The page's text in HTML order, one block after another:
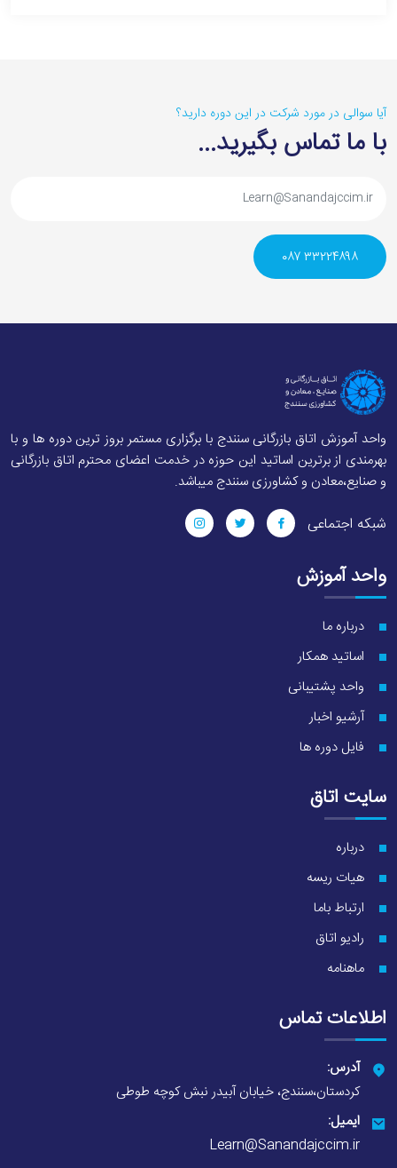
آیا سوالی در مورد شرکت در این دوره دارید؟‌
با ما تماس بگیرید...
۳۳۲۲۴۸۹۸ ۰۸۷
واحد آموزش اتاق بازرگانی سنندج با برگزاری مستمر بروز ترین دوره ها و با
بهرمندی از برترین اساتید این حوزه در خدمت اعضای محترم اتاق بازرگانی
و صنایع،معادن و کشاورزی سنندج میباشد.
شبکه اجتماعی
واحد آموزش
درباره ما
اساتید همکار
واحد پشتیبانی
آرشیو اخبار
فایل دوره ها
سایت اتاق
درباره
هیات ریسه
ارتباط باما
رادیو اتاق
ماهنامه
اطلاعات تماس
آدرس:
کردستان،سنندج، خیابان آبیدر نبش کوچه طوطی
ایمیل:
Learn@Sanandajccim.ir